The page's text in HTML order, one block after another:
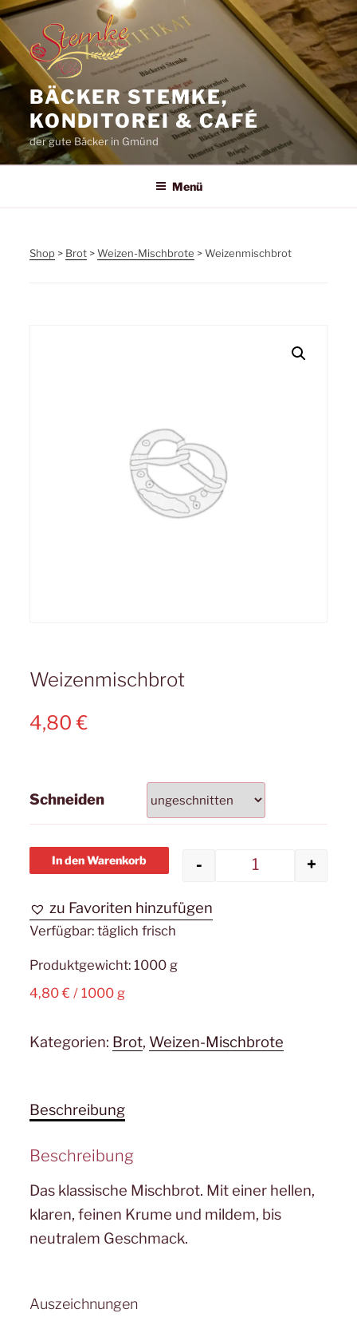
Zum
Inhalt
springen
BÄCKER STEMKE,
KONDITOREI & CAFÉ
der gute Bäcker in Gmünd
Menü
Shop > Brot>Weizen-Mischbrote > Weizenmischbrot
Weizenmischbrot
4,80€
Schneiden
- +
In den Warenkorb
zu Favoriten hinzufügen
Verfügbar: täglich frisch
Produktgewicht: 1000 g
4,80€ / 1000 g
Kategorien: Brot, Weizen-Mischbrote
Beschreibung
Beschreibung
Das klassische Mischbrot. Mit einer hellen,
klaren, feinen Krume und mildem, bis
neutralem Geschmack.
Auszeichnungen